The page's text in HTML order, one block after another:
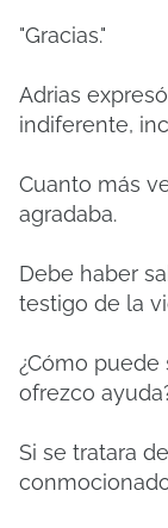
"Gracias."
Adrias
indiferente,
Cuanto más
agradaba.
Debe haber
testigo de la
¿Cómo
ofrezco
Si se tratara